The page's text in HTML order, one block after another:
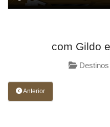
com Gildo
Destinos
Anterior